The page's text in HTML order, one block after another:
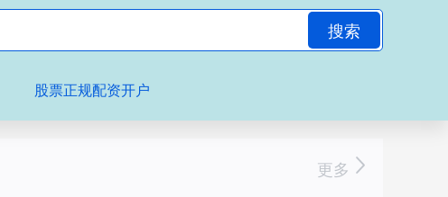
搜索
股票正规配资开户
更多